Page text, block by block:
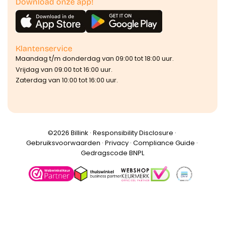
Klantenservice
Maandag t/m donderdag van 09:00 tot 18:00 uur.
Vrijdag van 09:00 tot 16:00 uur.
Zaterdag van 10:00 tot 16:00 uur.
©️2026 Billink · Responsibility Disclosure ·
Gebruiksvoorwaarden · Privacy· Compliance Guide ·
Gedragscode BNPL